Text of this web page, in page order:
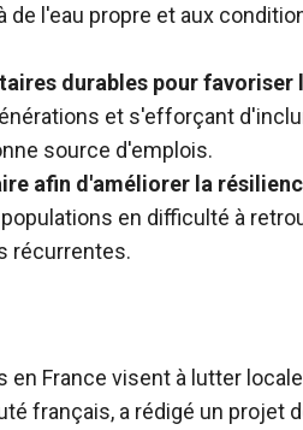
l'eau propre et aux
durables pour favoriser
et s'efforçant
source d'emplois.
afin d'améliorer la
en difficulté à
récurrentes.
France visent à lutter
français, a rédigé un projet